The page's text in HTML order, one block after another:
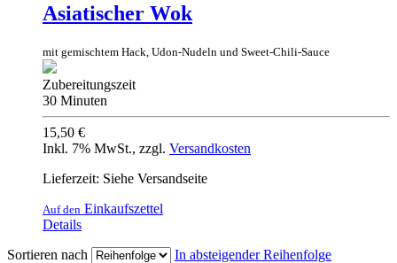
Asiatischer Wok
mit gemischtem Hack, Udon-Nudeln und Sweet-Chili-Sauce
Zubereitungszeit
30 Minuten
15,50 €
Inkl. 7% MwSt., zzgl. Versandkosten
Lieferzeit: Siehe Versandseite
Auf den Einkaufszettel
Details
Sortieren nach
In absteigender Reihenfolge